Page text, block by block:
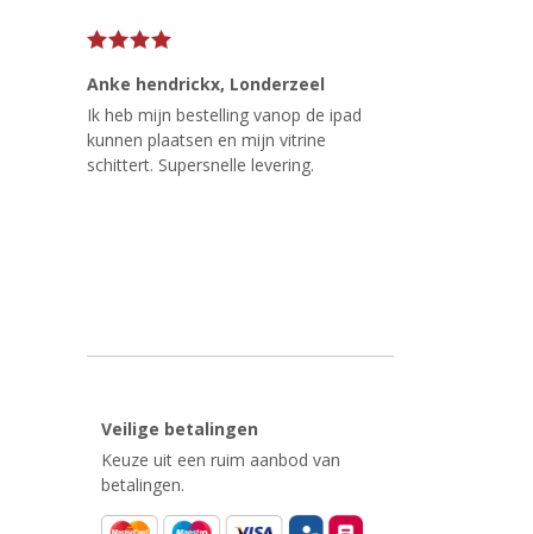
Anke hendrickx, Londerzeel
Ik heb mijn bestelling vanop de ipad
kunnen plaatsen en mijn vitrine
schittert. Supersnelle levering.
Veilige betalingen
Keuze uit een ruim aanbod van
betalingen.